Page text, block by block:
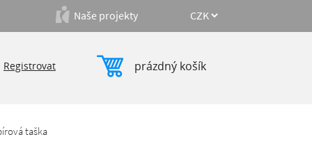
prázdný košík
Registrovat
Naše projekty
taška